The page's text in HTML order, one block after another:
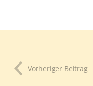
Vorheriger Beitrag